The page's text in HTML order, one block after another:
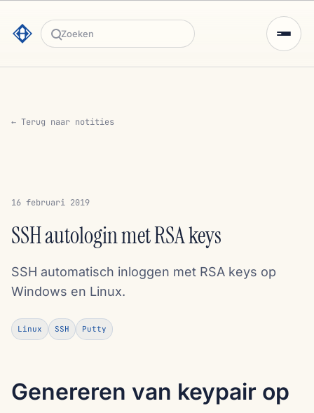
Zoeken
← Terug naar notities
16 februari 2019
SSH autologin met RSA keys
SSH automatisch inloggen met RSA keys op
Windows en Linux.
Linux SSH Putty
Genereren van keypair op